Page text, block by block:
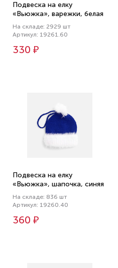
Подвеска на елку
«Вьюжка», варежки, белая
На складе: 2929 шт
Артикул: 19261.60
330 ₽
Подвеска на елку
«Вьюжка», шапочка, синяя
На складе: 836 шт
Артикул: 19260.40
360 ₽